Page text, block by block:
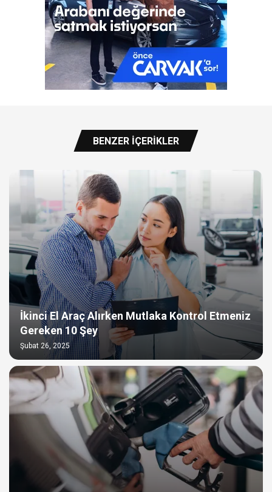
BENZER İÇERIKLER
İkinci El Araç Alırken Mutlaka Kontrol Etmeniz
Gereken 10 Şey
Şubat 26, 2025